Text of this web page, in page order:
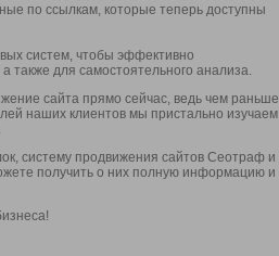
по ссылкам, которые теперь доступны
систем, чтобы эффективно
также для самостоятельного анализа.
сайта прямо сейчас, ведь чем раньше
наших клиентов мы пристально изучаем
систему продвижения сайтов Сеотраф и
получить о них полную информацию и